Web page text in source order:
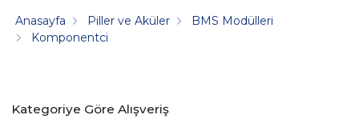
Anasayfa Piller ve Aküler
BMS Modülleri
Komponentci
Kategoriye Göre Alışveriş